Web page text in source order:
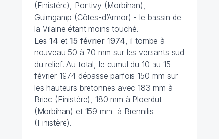
(Finistére), Pontivy (Morbihan),
Guimgamp (Côtes-d’Armor) - le bassin de
la Vilaine étant moins touché.
Les 14 et 15 février 1974, il tombe à
nouveau 50 à 70 mm sur les versants sud
du relief. Au total, le cumul du 10 au 15
février 1974 dépasse parfois 150 mm sur
les hauteurs bretonnes avec 183 mm à
Briec (Finistère), 180 mm à Ploerdut
(Morbihan) et 159 mm à Brennilis
(Finistère).